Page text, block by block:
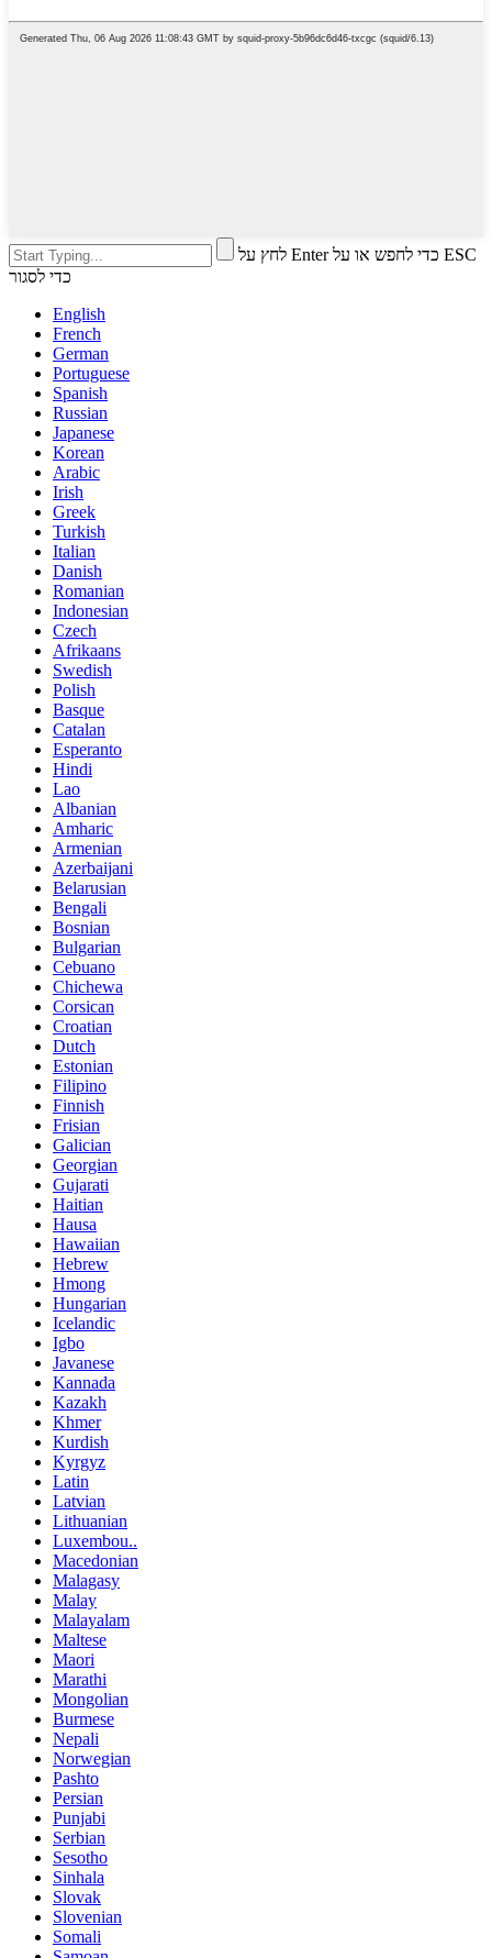
לחץ על Enter כדי לחפש או על ESC
כדי לסגור
English
French
German
Portuguese
Spanish
Russian
Japanese
Korean
Arabic
Irish
Greek
Turkish
Italian
Danish
Romanian
Indonesian
Czech
Afrikaans
Swedish
Polish
Basque
Catalan
Esperanto
Hindi
Lao
Albanian
Amharic
Armenian
Azerbaijani
Belarusian
Bengali
Bosnian
Bulgarian
Cebuano
Chichewa
Corsican
Croatian
Dutch
Estonian
Filipino
Finnish
Frisian
Galician
Georgian
Gujarati
Haitian
Hausa
Hawaiian
Hebrew
Hmong
Hungarian
Icelandic
Igbo
Javanese
Kannada
Kazakh
Khmer
Kurdish
Kyrgyz
Latin
Latvian
Lithuanian
Luxembou..
Macedonian
Malagasy
Malay
Malayalam
Maltese
Maori
Marathi
Mongolian
Burmese
Nepali
Norwegian
Pashto
Persian
Punjabi
Serbian
Sesotho
Sinhala
Slovak
Slovenian
Somali